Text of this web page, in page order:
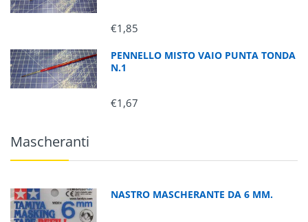
€1,85
PENNELLO MISTO VAIO PUNTA TONDA
N.1
€1,67
Mascheranti
NASTRO MASCHERANTE DA 6 MM.